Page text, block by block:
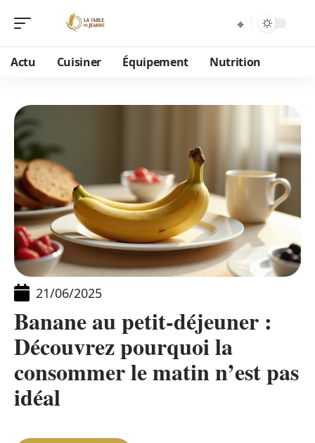
Actu Cuisiner Équipement Nutrition
21/06/2025
Banane au petit-déjeuner :
Découvrez pourquoi la
consommer le matin n’est pas
idéal